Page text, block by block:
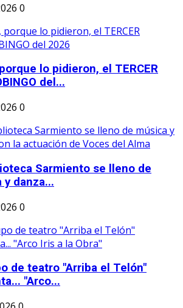
0
lo pidieron, el TERCER
del...
0
Sarmiento se lleno de
y danza...
0
de teatro "Arriba el Telón"
"Arco...